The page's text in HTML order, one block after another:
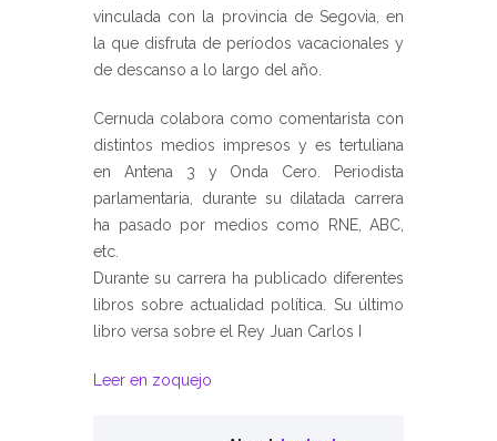
vinculada con la provincia de Segovia, en
la que disfruta de períodos vacacionales y
de descanso a lo largo del año.
Cernuda colabora como comentarista con
distintos medios impresos y es tertuliana
en Antena 3 y Onda Cero. Periodista
parlamentaria, durante su dilatada carrera
ha pasado por medios como RNE, ABC,
etc.
Durante su carrera ha publicado diferentes
libros sobre actualidad política. Su último
libro versa sobre el Rey Juan Carlos I
Leer en zoquejo